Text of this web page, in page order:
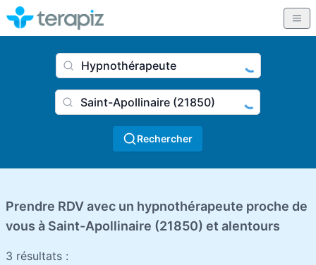
Nom du praticien, profession
Ville
Rechercher
Prendre RDV avec un hypnothérapeute proche de
vous à Saint-Apollinaire (21850) et alentours
3 résultats :